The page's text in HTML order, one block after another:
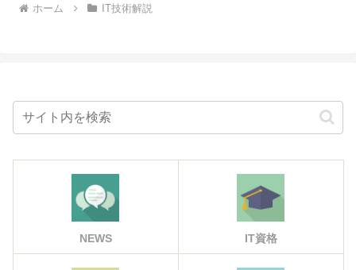
ホーム IT技術解説
NEWS IT資格